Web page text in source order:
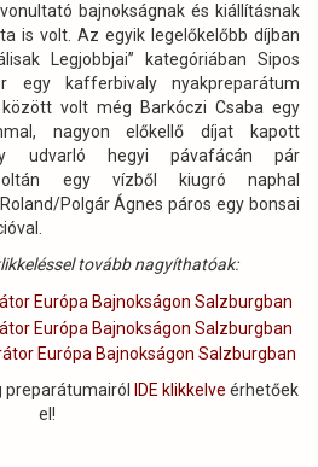
bajnokságnak és kiállításnak
is volt. Az egyik legelőkelőbb díjban
Legjobbjai” kategóriában Sipos
egy kafferbivaly nyakpreparátum
között volt még Barkóczi Csaba egy
nagyon előkellő díjat kapott
udvarló hegyi pávafácán pár
egy vízből kiugró naphal
Polgár Ágnes páros egy bonsai
tovább nagyíthatóak:
preparátumairól IDE klikkelve érhetőek
el!